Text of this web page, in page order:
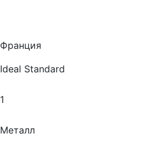
Франция
Ideal Standard
1
Металл